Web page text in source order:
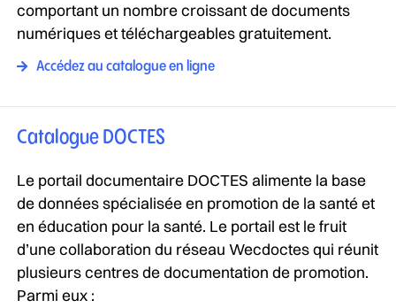
comportant un nombre croissant de documents
numériques et téléchargeables gratuitement.
Accédez au catalogue en ligne
Catalogue DOCTES
Le portail documentaire DOCTES alimente la base
de données spécialisée en promotion de la santé et
en éducation pour la santé. Le portail est le fruit
d’une collaboration du réseau Wecdoctes qui réunit
plusieurs centres de documentation de promotion.
Parmi eux :